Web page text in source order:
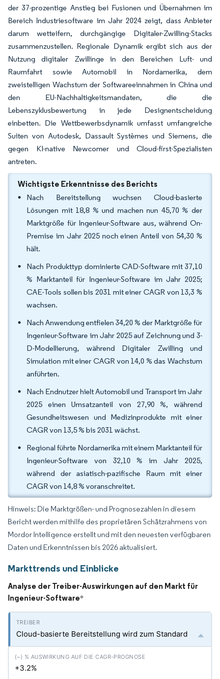
der 37-prozentige Anstieg bei Fusionen und Übernahmen im
Bereich Industriesoftware im Jahr 2024 zeigt, dass Anbieter
darum wetteifern, durchgängige Digitaler-Zwilling-Stacks
zusammenzustellen. Regionale Dynamik ergibt sich aus der
Nutzung digitaler Zwillinge in den Bereichen Luft- und
Raumfahrt sowie Automobil in Nordamerika, dem
zweistelligen Wachstum der Softwareeinnahmen in China und
den EU-Nachhaltigkeitsmandaten, die die
Lebenszyklusbewertung in jede Designentscheidung
einbetten. Die Wettbewerbsdynamik umfasst umfangreiche
Suiten von Autodesk, Dassault Systèmes und Siemens, die
gegen KI-native Newcomer und Cloud-first-Spezialisten
antreten.
Wichtigste Erkenntnisse des Berichts
Nach Bereitstellung wuchsen Cloud-basierte
Lösungen mit 18,8 % und machen nun 45,70 % der
Marktgröße für Ingenieur-Software aus, während On-
Premise im Jahr 2025 noch einen Anteil von 54,30 %
hält.
Nach Produkttyp dominierte CAD-Software mit 37,10
% Marktanteil für Ingenieur-Software im Jahr 2025;
CAE-Tools sollen bis 2031 mit einer CAGR von 13,3 %
wachsen.
Nach Anwendung entfielen 34,20 % der Marktgröße für
Ingenieur-Software im Jahr 2025 auf Zeichnung und 3-
D-Modellierung, während Digitaler Zwilling und
Simulation mit einer CAGR von 14,0 % das Wachstum
anführten.
Nach Endnutzer hielt Automobil und Transport im Jahr
2025 einen Umsatzanteil von 27,90 %, während
Gesundheitswesen und Medizinprodukte mit einer
CAGR von 13,5 % bis 2031 wächst.
Regional führte Nordamerika mit einem Marktanteil für
Ingenieur-Software von 32,10 % im Jahr 2025,
während der asiatisch-pazifische Raum mit einer
CAGR von 14,8 % voranschreitet.
Hinweis: Die Marktgrößen- und Prognosezahlen in diesem
Bericht werden mithilfe des proprietären Schätzrahmens von
Mordor Intelligence erstellt und mit den neuesten verfügbaren
Daten und Erkenntnissen bis 2026 aktualisiert.
Markttrends und Einblicke
Analyse der Treiber-Auswirkungen auf den Markt für
Ingenieur-Software*
Cloud-basierte Bereitstellung wird zum Standard
+3.2%